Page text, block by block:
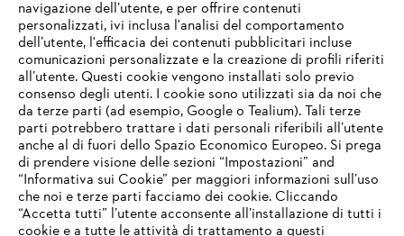
L’azienda
STIHL FAQ
Service
IHR BROWSER WIRD NICHT
UNTERSTÜTZT
navigazione dell’utente, e per offrire contenuti
personalizzati, ivi inclusa l'analisi del comportamento
dell’utente, l'efficacia dei contenuti pubblicitari incluse
comunicazioni personalizzate e la creazione di profili riferiti
all’utente. Questi cookie vengono installati solo previo
consenso degli utenti. I cookie sono utilizzati sia da noi che
da terze parti (ad esempio, Google o Tealium). Tali terze
parti potrebbero trattare i dati personali riferibili all’utente
anche al di fuori dello Spazio Economico Europeo. Si prega
di prendere visione delle sezioni “Impostazioni” and
“Informativa sui Cookie” per maggiori informazioni sull’uso
che noi e terze parti facciamo dei cookie. Cliccando
“Accetta tutti” l’utente acconsente all’installazione di tutti i
cookie e a tutte le attività di trattamento a questi